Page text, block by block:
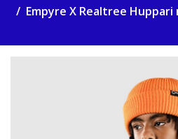
Empyre X Realtree